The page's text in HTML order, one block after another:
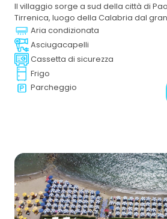
Il villaggio sorge a sud della città di
Tirrenica, luogo della Calabria dal
di bellezze naturali, circondato da una
macchia mediterranea, si può
alla spiaggia per godere in tutta
vacanze al mare.
Aria condizionata
Asciugacapelli
Cassetta di sicurezza
Frigo
Parcheggio